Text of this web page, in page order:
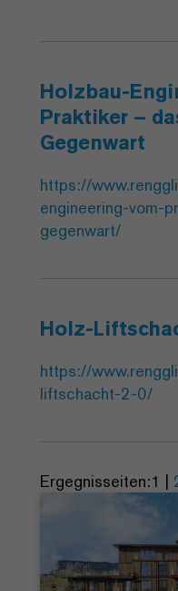
Holzbau-
Praktiker –
Gegenwart
https://
engineering-vom-
gegenwart/
Holz-
https://
liftschacht-2-0/
Ergegnisseiten:1 |